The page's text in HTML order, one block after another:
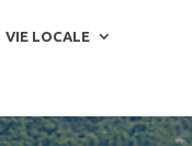
VIE LOCALE